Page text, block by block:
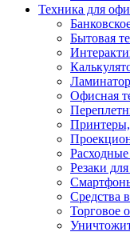
Техника для
Бытовая
Офисная
Резаки
Средства
Торговое